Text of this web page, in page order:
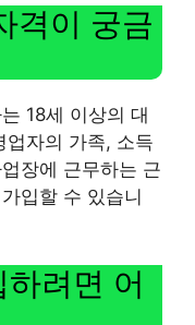
격이 궁금
18세 이상의 대
업자의 가족, 소득
장에 근무하는 근
입할 수 있습니
려면 어